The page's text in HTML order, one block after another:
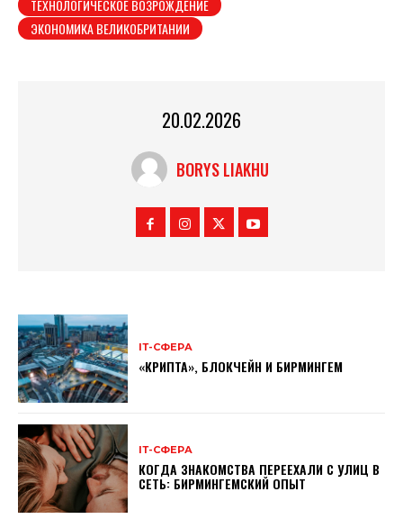
ТЕХНОЛОГИЧЕСКОЕ ВОЗРОЖДЕНИЕ
ЭКОНОМИКА ВЕЛИКОБРИТАНИИ
20.02.2026
BORYS LIAKHU
ІТ-СФЕРА
«КРИПТА», БЛОКЧЕЙН И БИРМИНГЕМ
ІТ-СФЕРА
КОГДА ЗНАКОМСТВА ПЕРЕЕХАЛИ С УЛИЦ В
СЕТЬ: БИРМИНГЕМСКИЙ ОПЫТ